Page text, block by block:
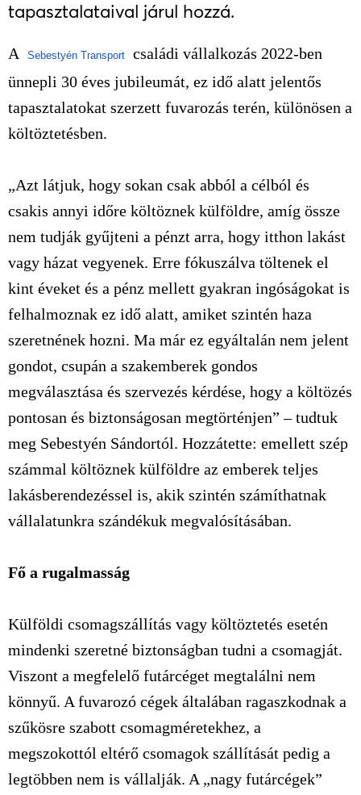
tapasztalataival járul hozzá.
A Sebestyén Transport
családi vállalkozás 2022-ben
ünnepli 30 éves jubileumát, ez idő alatt jelentős
tapasztalatokat szerzett fuvarozás terén, különösen a
költöztetésben.
„Azt látjuk, hogy sokan csak abból a célból és
csakis annyi időre költöznek külföldre, amíg össze
nem tudják gyűjteni a pénzt arra, hogy itthon lakást
vagy házat vegyenek. Erre fókuszálva töltenek el
kint éveket és a pénz mellett gyakran ingóságokat is
felhalmoznak ez idő alatt, amiket szintén haza
szeretnének hozni. Ma már ez egyáltalán nem jelent
gondot, csupán a szakemberek gondos
megválasztása és szervezés kérdése, hogy a költözés
pontosan és biztonságosan megtörténjen” – tudtuk
meg Sebestyén Sándortól. Hozzátette: emellett szép
számmal költöznek külföldre az emberek teljes
lakásberendezéssel is, akik szintén számíthatnak
vállalatunkra szándékuk megvalósításában.
Fő a rugalmasság
Külföldi csomagszállítás vagy költöztetés esetén
mindenki szeretné biztonságban tudni a csomagját.
Viszont a megfelelő futárcéget megtalálni nem
könnyű. A fuvarozó cégek általában ragaszkodnak a
szűkösre szabott csomagméretekhez, a
megszokottól eltérő csomagok szállítását pedig a
legtöbben nem is vállalják. A „nagy futárcégek”